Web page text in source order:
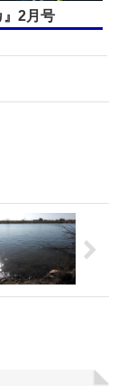
』2月号